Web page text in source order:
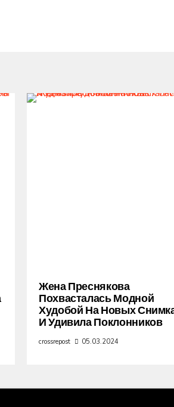
Жена Преснякова
Похвасталась Модной
Худобой На Новых
И Удивила Поклонников
crossrepost 05.03.2024